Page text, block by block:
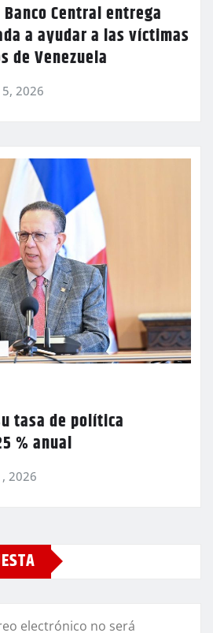
Central entrega
a ayudar a las víctimas
de Venezuela
2026
tasa de política
% anual
2026
electrónico no será